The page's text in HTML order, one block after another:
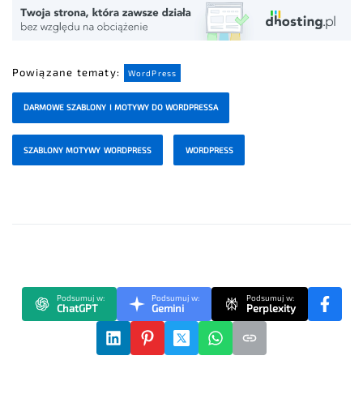
Powiązane tematy: WordPress
DARMOWE SZABLONY I MOTYWY DO WORDPRESSA
SZABLONY MOTYWY WORDPRESS WORDPRESS
Podsumuj w:
ChatGPT
Podsumuj w:
Gemini
Podsumuj w:
Perplexity